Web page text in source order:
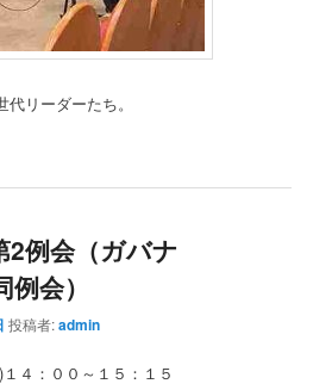
リーダーたち。
2例会（ガバナ
会）
投稿者:admin
４：００～１５：１５